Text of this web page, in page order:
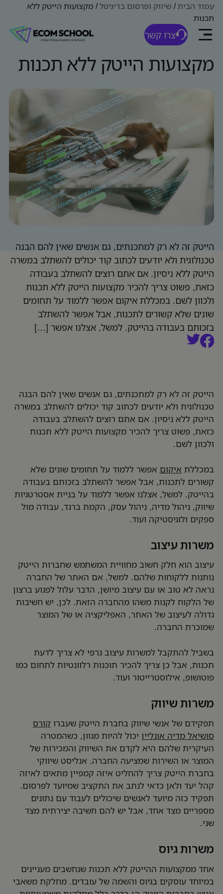
צרו קשר
עמוד הבית/ שיווק ופרסום בדיגיטל/ מקצועות הייטק ללא
תכנות
מקצועות הייטק ללא תכנות
הייטק זה לא רק למתכנתים, גם אנשים שאין להם הבנה
טכנולוגית ולא יודעים לכתוב קוד יכולים להשתלב במשרה
הייטק ללא ניסיון. אם אתם רוצים להשתלב בעבודה
כזאת, פשוט צריך להכיר מקצועות הייטק ללא תכנות
ולכוון לשם. במכללת איקום אפשר ללמוד על תחומים
שונים שלא קשורים לתכנות, אבל אפשר להשתלב
בזכותם בעבודה בהייטק. למשל, אצלנו אפשר […]
הייטק זה לא רק למתכנתים, גם אנשים שאין להם הבנה
טכנולוגית ולא יודעים לכתוב קוד יכולים להשתלב במשרה
הייטק ללא ניסיון. אם אתם רוצים להשתלב בעבודה
כזאת, פשוט צריך להכיר מקצועות הייטק ללא תכנות
ולכוון לשם.
במכללת איקום אפשר ללמוד על תחומים שונים שלא
קשורים לתכנות, אבל אפשר להשתלב בזכותם בעבודה
בהייטק. למשל, אצלנו אפשר ללמוד על בניית אסטרטגיות
שיווק, ניהול מדיה, ניהול עסק, הקמת ברנד, עבודה מול
ספקים ולוגיסטיקה ועוד.
משרות עיצוב
עיצוב הוא חלק חשוב מחוויית המשתמש שחברות הייטק
נותנות ללקוחות שלהם. למשל, אם האתר של החברה
נראה לא טוב או עם עיצוב מיושן, הדבר עלול לפגוע ברצון
של הלקוח לקנות משהו מהחברה הזאת. לכן, יש חשיבות
גדולה לעיצוב של האתר, האפליקציה או של המוצר
שמוכרת החברה.
בשביל להתקבל למשרות עיצוב גרפי לא צריך לדעת
תכנות, אבל כן צריך להכיר תוכנות רלוונטיות לתחום כמו
פוטושופ, אילוסטרייטור ועוד.
משרות שיווק
תפקידם של אנשי שיווק בחברת הייטק שעברו קורס
סושיאל מדיה אונליין יכול להיות מגוון, כשהמטרה
העיקרית שלהם היא לקדם את השיווק והמכירות של
המוצר או השירות שמציעה החברה. אנליסט שיווקי
בחברת הייטק צריך להחליט איזה קמפיין מתאים לאיזה
קהל יעד ולאן כדאי לנתב את התקציב שמיועד לפרסום.
תפקיד כזה מיועד לאנשים שיכולים לעבוד עם נתונים
מספריים מצד אחד, אבל יש להם חשיבה יצירתית מצד
שני.
משרות גיוס
אחד ממקצועות ההייטק ללא תכנות שנחשבים מעניינים
במיוחד עוסקים בגיוס והשמה של עובדים. מחלקת משאבי